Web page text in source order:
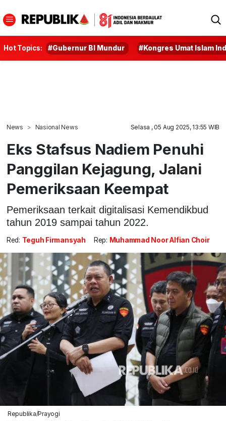
Hot Topics: #Gubernur BI Mundur #Kongres Umat Islam
News Nasional News Selasa , 05 Aug 2025, 13:55 WIB
Eks Stafsus Nadiem Penuhi
Panggilan Kejagung, Jalani
Pemeriksaan Keempat
Pemeriksaan terkait digitalisasi Kemendikbud
tahun 2019 sampai tahun 2022.
Red: Teguh Firmansyah Rep: Muhammad Noor Alfian Choir
Republika/Prayogi